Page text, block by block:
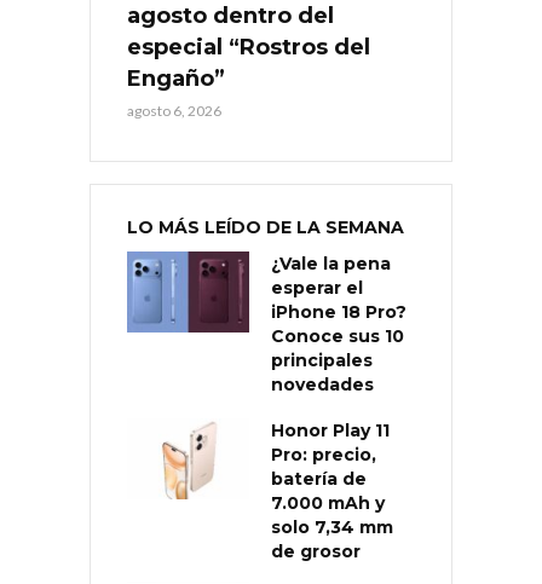
agosto dentro del
especial “Rostros del
Engaño”
agosto 6, 2026
LO MÁS LEÍDO DE LA SEMANA
¿Vale la pena
esperar el
iPhone 18 Pro?
Conoce sus 10
principales
novedades
Honor Play 11
Pro: precio,
batería de
7.000 mAh y
solo 7,34 mm
de grosor